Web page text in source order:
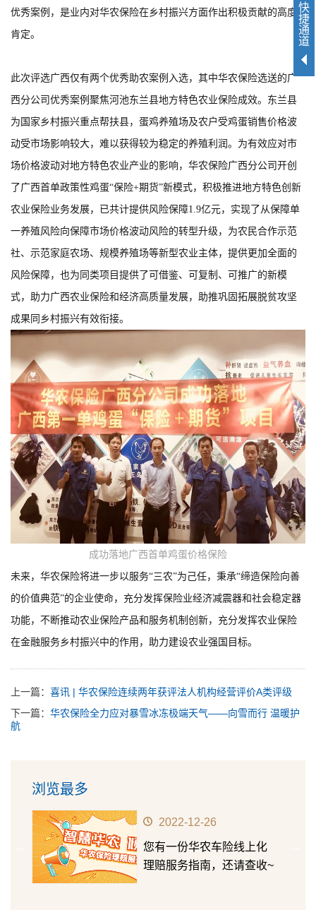
优秀案例，是业内对华农保险在乡村振兴方面作出积极贡献的高度
肯定。
此次评选广西仅有两个优秀助农案例入选，其中华农保险选送的广
西分公司优秀案例聚焦河池东兰县地方特色农业保险成效。东兰县
为国家乡村振兴重点帮扶县，蛋鸡养殖场及农户受鸡蛋销售价格波
动受市场影响较大，难以获得较为稳定的养殖利润。为有效应对市
场价格波动对地方特色农业产业的影响，华农保险广西分公司开创
了广西首单政策性鸡蛋“保险+期货”新模式，积极推进地方特色创新
农业保险业务发展，已共计提供风险保障1.9亿元，实现了从保障单
一养殖风险向保障市场价格波动风险的转型升级，为农民合作示范
社、示范家庭农场、规模养殖场等新型农业主体，提供更加全面的
风险保障，也为同类项目提供了可借鉴、可复制、可推广的新模
式，助力广西农业保险和经济高质量发展，助推巩固拓展脱贫攻坚
成果同乡村振兴有效衔接。
成功落地广西首单鸡蛋价格保险
未来，华农保险将进一步以服务“三农”为己任，秉承“缔造保险向善
的价值典范”的企业使命，充分发挥保险业经济减震器和社会稳定器
功能，不断推动农业保险产品和服务机制创新，充分发挥农业保险
在金融服务乡村振兴中的作用，助力建设农业强国目标。
上一篇： 喜讯 | 华农保险连续两年获评法人机构经营评价A类评级
下一篇： 华农保险全力应对暴雪冰冻极端天气——向雪而行 温暖护
航
浏览最多
2022-12-26
您有一份华农车险线上化
理赔服务指南，还请查收~
快
捷
通
道